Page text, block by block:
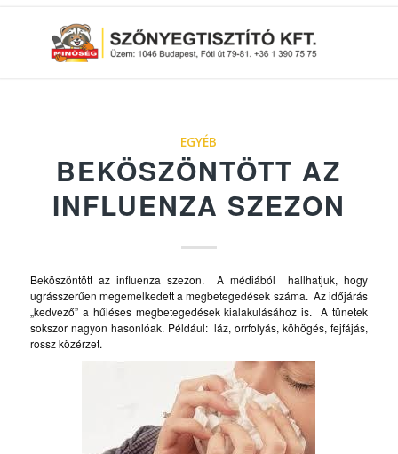
EGYÉB
BEKÖSZÖNTÖTT AZ
INFLUENZA SZEZON
Beköszöntött az influenza szezon. A médiából hallhatjuk, hogy
ugrásszerűen megemelkedett a megbetegedések száma. Az időjárás
„kedvező” a hűléses megbetegedések kialakulásához is. A tünetek
sokszor nagyon hasonlóak. Például: láz, orrfolyás, köhögés, fejfájás,
rossz közérzet.